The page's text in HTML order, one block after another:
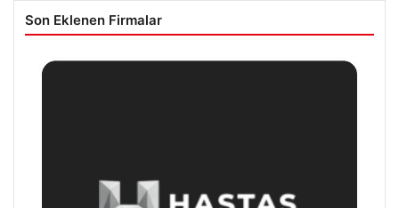
Son Eklenen Firmalar